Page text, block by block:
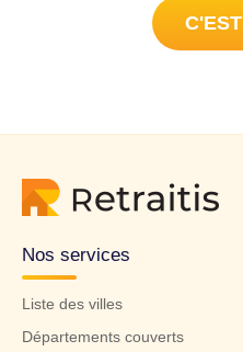
Nos services
Liste des villes
Départements couverts